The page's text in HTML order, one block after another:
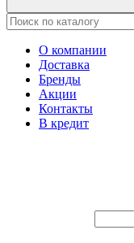
О компании
Доставка
Бренды
Акции
Контакты
В кредит